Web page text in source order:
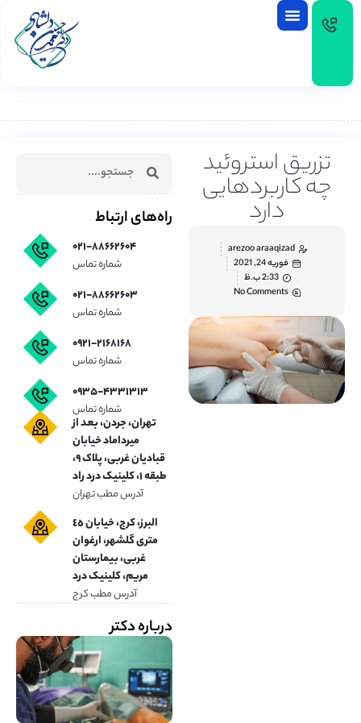
تزریق استروئید
چه کاربردهایی
دارد
arezoo araaqizad
فوریه 24, 2021
2:33 ب.ظ
No Comments
راه‌های ارتباط
۰۲۱-۸۸۶۶۲۶۰۴
شماره تماس
۰۲۱-۸۸۶۶۲۶۰۳
شماره تماس
۰۹۲۱-۲۱۶۸۱۶۸
شماره تماس
۰۹۳۵-۴۳۳۱۳۱۳
شماره تماس
تهران، جردن، بعد از
میرداماد خیابان
قبادیان غربی، پلاک ۹،
طبقه ۱، کلینیک درد راد
آدرس مطب تهران
البرز، کرج، خیابان ٤٥
متری گلشهر، ارغوان
غربی، بیمارستان
مریم، کلینیک درد
آدرس مطب کرج
درباره دکتر